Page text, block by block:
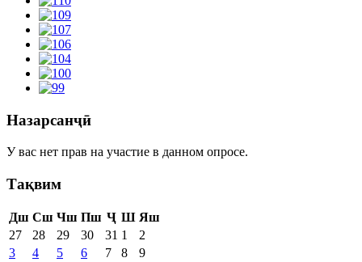
Назарсанҷӣ
У вас нет прав на участие в данном опросе.
Тақвим
Дш Сш Чш Пш Ҷ Ш Яш
27
28 29 30 31 1
2
3
4 5 6 7 8
9